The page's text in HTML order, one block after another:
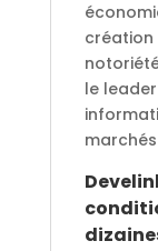
création
le